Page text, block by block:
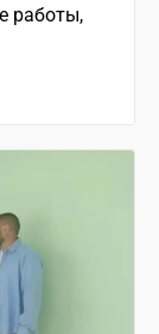
работы,